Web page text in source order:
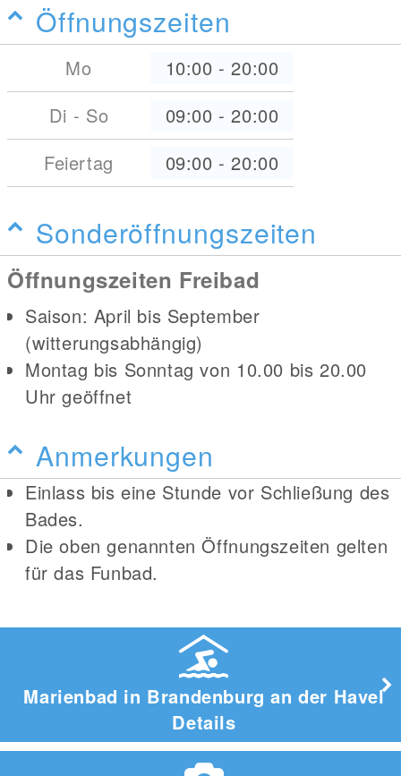
Öffnungszeiten
Mo 10:00 - 20:00
Di - So
09:00 - 20:00
Feiertag
09:00 - 20:00
Sonderöffnungszeiten
Öffnungszeiten Freibad
Saison: April bis September
(witterungsabhängig)
Montag bis Sonntag von 10.00 bis 20.00
Uhr geöffnet
Anmerkungen
Einlass bis eine Stunde vor Schließung des
Bades.
Die oben genannten Öffnungszeiten gelten
für das Funbad.
Marienbad in Brandenburg an der Havel
Details